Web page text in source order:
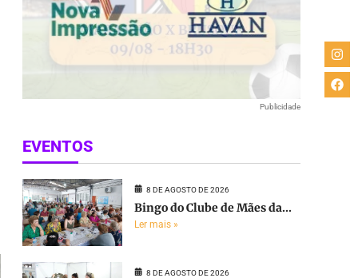
Publicidade
EVENTOS
8 DE AGOSTO DE 2026
Bingo do Clube de Mães da...
Ler mais »
8 DE AGOSTO DE 2026